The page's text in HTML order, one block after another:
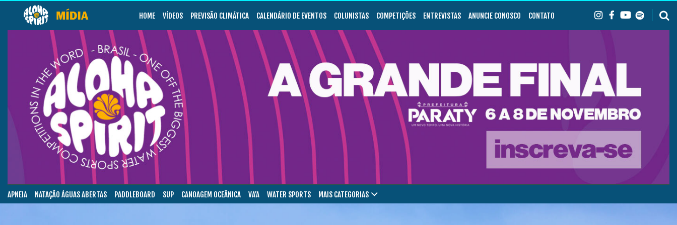
HOME VÍDEOS PREVISÃO CLIMÁTICA CALENDÁRIO DE EVENTOS COLUNISTAS COMPETIÇÕES ENTREVISTAS ANUNCIE CONOSCO CONTATO
APNEIA NATAÇÃO ÁGUAS ABERTAS PADDLEBOARD SUP CANOAGEM OCEÂNICA VA’A WATER SPORTS MAIS CATEGORIAS